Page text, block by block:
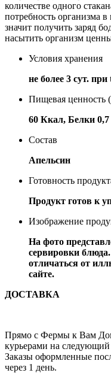
количестве одного
потребность организма
значит получить заряд
насытить организм
Условия хранения
не более 3 сут.
Пищевая ценность
60 Ккал, Белки
Состав
Апельсин
Готовность
Продукт готов к
Изображение
На фото
сервировки
отличаться от
сайте.
ДОСТАВКА
Прямо с Фермы к Вам
курьерами на следующий
Заказы оформленные
через 1 день.